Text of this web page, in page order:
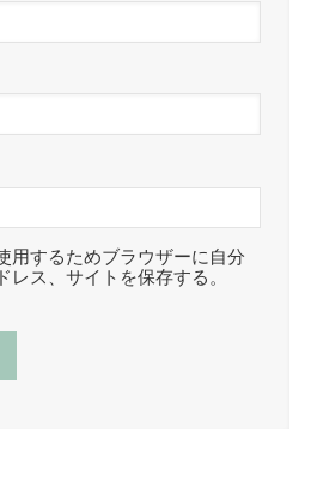
用するためブラウザーに自分
レス、サイトを保存する。